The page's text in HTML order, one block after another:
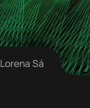
Lorena Sá